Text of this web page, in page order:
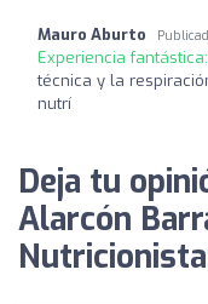
Mauro Aburto
Experiencia fantástica:
técnica y la
nutrí
Deja tu
Alarcón